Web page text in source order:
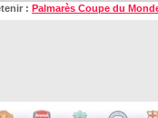
: Palmarès Coupe du